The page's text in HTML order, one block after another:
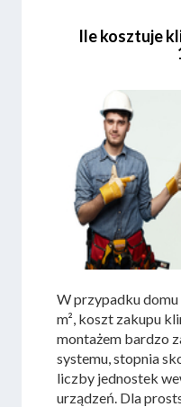
najlepszą opcję
potrzeb. Sprawdź
świadomego wyboru.
Ile kosztuje
W przypadku
m², koszt zakupu
montażem bardzo
systemu, stopnia
liczby jednostek
urządzeń. Dla